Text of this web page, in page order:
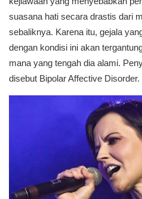
suasana hati secara drastis dari
sebaliknya. Karena itu, gejala
dengan kondisi ini akan
mana yang tengah dia alami.
disebut Bipolar Affective Disorder.